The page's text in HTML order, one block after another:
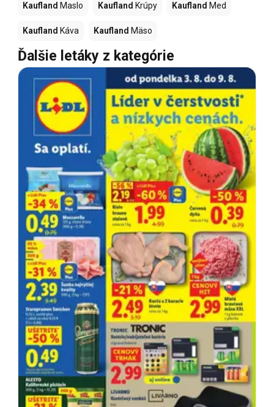
Kaufland Maslo Kaufland Krúpy Kaufland Med
Kaufland Káva Kaufland Mäso
Ďalšie letáky z kategórie